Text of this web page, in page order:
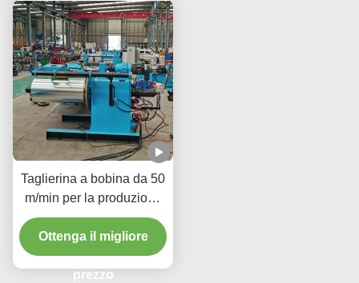
Taglierina a bobina da 50
m/min per la produzione
di componenti metallici di
precisione per l'industria
automobilistica
Ottenga il migliore
prezzo